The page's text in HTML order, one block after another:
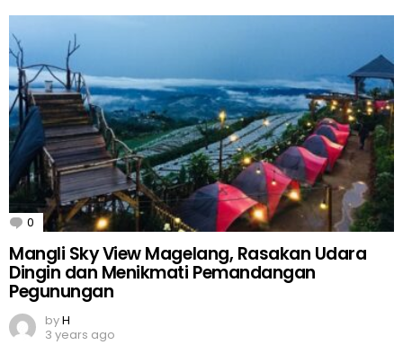
0 Comments
Mangli Sky View Magelang, Rasakan Udara
Dingin dan Menikmati Pemandangan
Pegunungan
byH
3 years ago